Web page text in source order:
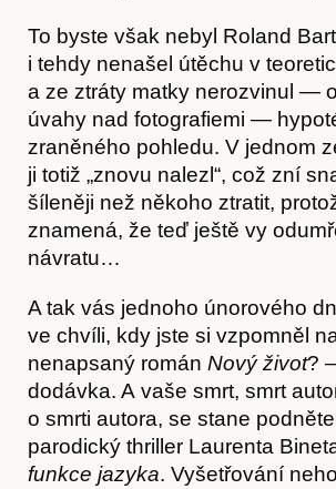
Kontakt
To byste však nebyl Roland
i tehdy nenašel útěchu v
a ze ztráty matky nerozvinul —
úvahy nad fotografiemi —
zraněného pohledu. V jednom
ji totiž „znovu nalezl“, což zní
šíleněji než někoho ztratit,
znamená, že teď ještě vy
návratu…
A tak vás jednoho únorového
ve chvíli, kdy jste si vzpomněl
nenapsaný román Nový život?
dodávka. A vaše smrt, smrt
o smrti autora, se stane
parodický thriller Laurenta
funkce jazyka. Vyšetřování